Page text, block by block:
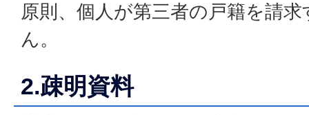
原則、個人が第三者の戸籍を請
ん。
2.疎明資料